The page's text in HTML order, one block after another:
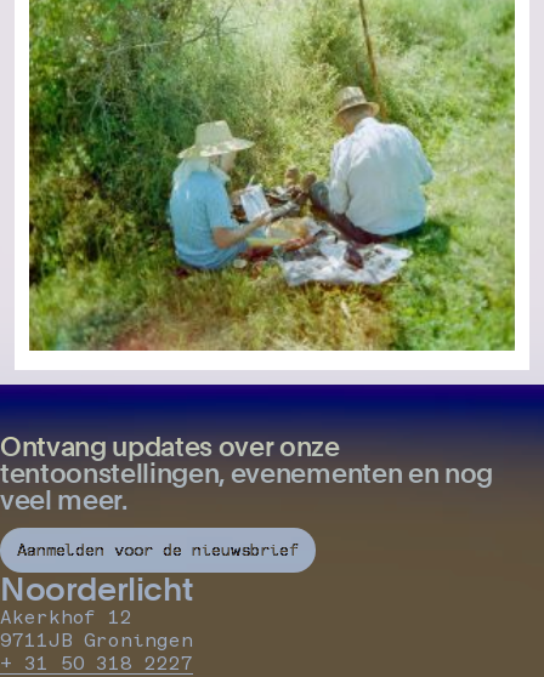
Ontvang updates over onze
tentoonstellingen, evenementen en nog
veel meer.
Aanmelden voor de nieuwsbrief
Noorderlicht
Akerkhof 12
9711JB Groningen
+ 31 50 318 2227